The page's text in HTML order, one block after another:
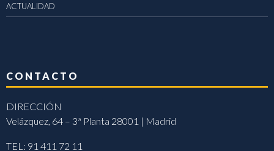
ACTUALIDAD
CONTACTO
DIRECCIÓN
Velázquez, 64 – 3ª Planta 28001 | Madrid
TEL: 91 411 72 11